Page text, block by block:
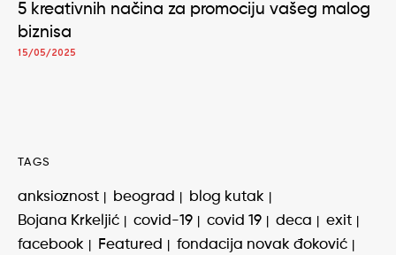
5 kreativnih načina za promociju vašeg malog
biznisa
15/05/2025
TAGS
anksioznost beograd
blog kutak
Bojana Krkeljić
covid-19 covid 19 deca
exit
facebook
Featured
fondacija novak đoković